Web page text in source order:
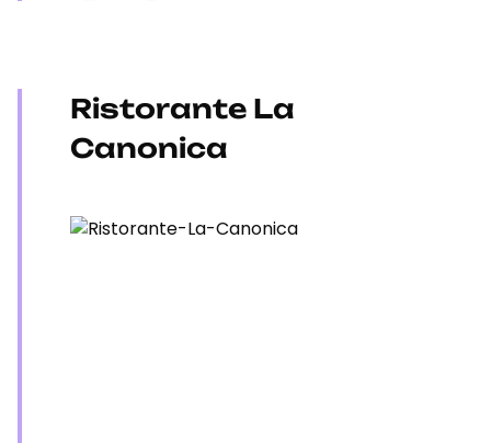
Ristorante La
Canonica